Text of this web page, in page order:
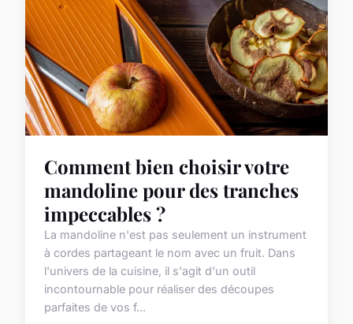
Comment bien choisir votre
mandoline pour des tranches
impeccables ?
La mandoline n'est pas seulement un instrument
à cordes partageant le nom avec un fruit. Dans
l'univers de la cuisine, il s'agit d'un outil
incontournable pour réaliser des découpes
parfaites de vos f...